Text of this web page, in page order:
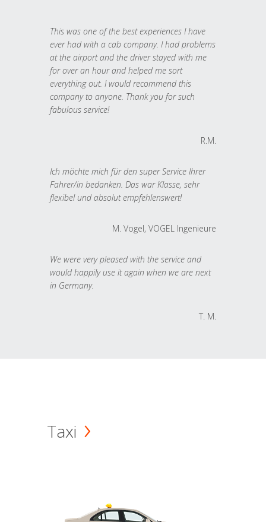
This was one of the best experiences I have
ever had with a cab company. I had problems
at the airport and the driver stayed with me
for over an hour and helped me sort
everything out. I would recommend this
company to anyone. Thank you for such
fabulous service!
R.M.
Ich möchte mich für den super Service Ihrer
Fahrer/in bedanken. Das war Klasse, sehr
flexibel und absolut empfehlenswert!
M. Vogel, VOGEL Ingenieure
We were very pleased with the service and
would happily use it again when we are next
in Germany.
T. M.
Taxi